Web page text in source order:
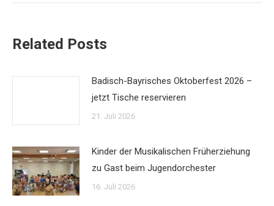
Related Posts
Badisch-Bayrisches Oktoberfest 2026 –
jetzt Tische reservieren
21. Juli 2026
Kinder der Musikalischen Früherziehung
zu Gast beim Jugendorchester
16. Juli 2026